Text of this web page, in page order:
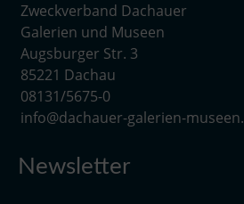
Zweckverband Dachauer
Galerien und Museen
Augsburger Str. 3
85221 Dachau
08131/5675-0
info@dachauer-galerien-
Newsletter